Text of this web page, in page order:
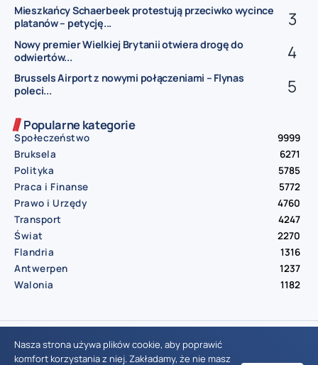
Mieszkańcy Schaerbeek protestują przeciwko wycince
platanów – petycję...
Nowy premier Wielkiej Brytanii otwiera drogę do
odwiertów...
Brussels Airport z nowymi połączeniami – Flynas
poleci...
Popularne kategorie
Społeczeństwo
9999
Bruksela
6271
Polityka
5785
Praca i Finanse
5772
Prawo i Urzędy
4760
Transport
4247
Świat
2270
Flandria
1316
Antwerpen
1237
Walonia
1182
© Aktualnosci.be – All Right Reserved 2016-2026
Nasza strona używa plików cookie, aby poprawić
komfort korzystania z niej. Zakładamy, że nie masz